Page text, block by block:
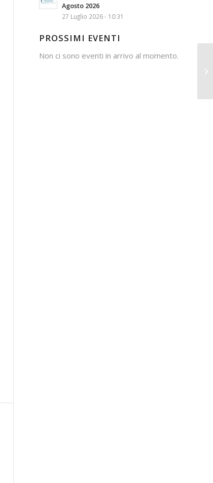
Agosto 2026
27 Luglio 2026 - 10:31
PROSSIMI EVENTI
Non ci sono eventi in arrivo al momento.